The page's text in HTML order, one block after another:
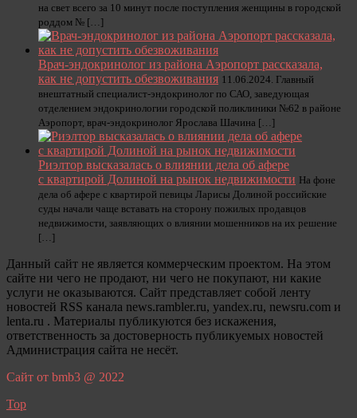
на свет всего за 10 минут после поступления женщины в городской
роддом № […]
Врач-эндокринолог из района Аэропорт рассказала,
как не допустить обезвоживания 11.06.2024. Главный
внештатный специалист-эндокринолог по САО, заведующая
отделением эндокринологии городской поликлиники №62 в районе
Аэропорт, врач-эндокринолог Ярослава Шачина […]
Риэлтор высказалась о влиянии дела об афере
с квартирой Долиной на рынок недвижимости На фоне
дела об афере с квартирой певицы Ларисы Долиной российские
суды начали чаще вставать на сторону пожилых продавцов
недвижимости, заявляющих о влиянии мошенников на их решение
[…]
Данный сайт не является коммерческим проектом. На этом
сайте ни чего не продают, ни чего не покупают, ни какие
услуги не оказываются. Сайт представляет собой ленту
новостей RSS канала news.rambler.ru, yandex.ru, newsru.com и
lenta.ru . Материалы публикуются без искажения,
ответственность за достоверность публикуемых новостей
Администрация сайта не несёт.
Сайт от bmb3 @ 2022
Top